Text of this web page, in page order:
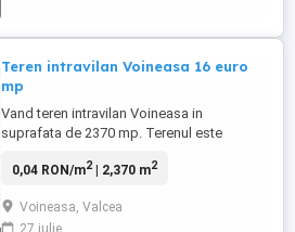
Teren intravilan Voineasa 16 euro
mp
Vand teren intravilan Voineasa in
suprafata de 2370 mp. Terenul este
deschidere directa la rau. Utilitati curent si
la drum asfaltat.
0,04 RON/m2| 2,370 m2
Voineasa, Valcea
27 iulie